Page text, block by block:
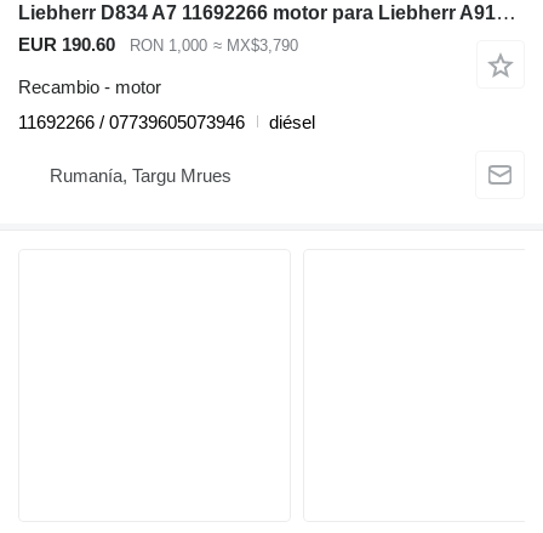
Liebherr D834 A7 11692266 motor para Liebherr A914 A916 A918 A920 LH22 LH24 LH26 excavadora
EUR 190.60 RON 1,000 ≈ MX$3,790
Recambio - motor
11692266 / 07739605073946
diésel
Rumanía, Targu Mrues